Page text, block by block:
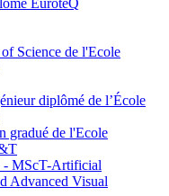
EuroteQ
Science de l'Ecole
diplômé de l’École
gradué de l'Ecole
MScT-Artificial
Advanced Visual